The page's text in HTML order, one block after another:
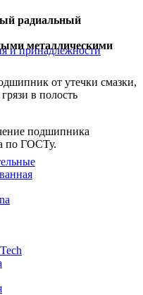
и принадлежности
радиальный
металлическими
от утечки смазки,
в полость
подшипника
по ГОСТу.